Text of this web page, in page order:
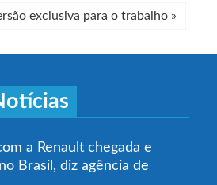
exclusiva para o trabalho »
a Renault chegada e
Brasil, diz agência de